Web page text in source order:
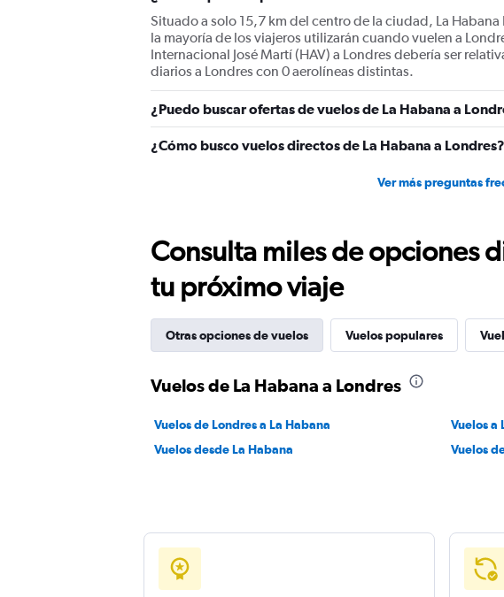
Situado a solo 15,7 km del centro de la ciudad, La
la mayoría de los viajeros utilizarán cuando vuelen a
Internacional José Martí (HAV) a Londres debería ser
diarios a Londres con 0 aerolíneas distintas.
¿Puedo buscar ofertas de vuelos de La Habana a
¿Cómo busco vuelos directos de La Habana a Londres?
Ver más preguntas
Consulta miles de opciones
tu próximo viaje
Otras opciones de vuelos Vuelos populares
Vuelos de La Habana a Londres
Vuelos de Londres a La Habana Vuelos a
Vuelos desde La Habana
Vuelos